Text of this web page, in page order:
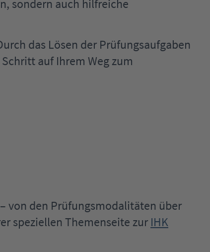
sondern auch hilfreiche
das Lösen der Prüfungsaufgaben
auf Ihrem Weg zum
von den Prüfungsmodalitäten über
speziellen Themenseite zur IHK